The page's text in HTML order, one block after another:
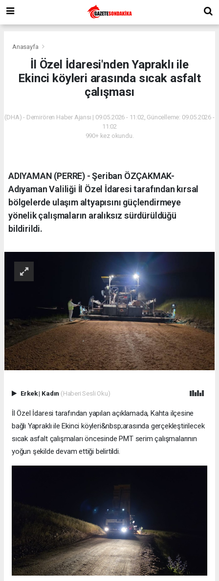
Anasayfa
İl Özel İdaresi'nden Yapraklı ile
Ekinci köyleri arasında sıcak asfalt
çalışması
(DHA) - Demirören Haber Ajansı | 09.05.2026 - 11:02, Güncelleme: 09.05.2026 -
11:02
990+ kez okundu.
ADIYAMAN (PERRE) - Şeriban ÖZÇAKMAK-
Adıyaman Valiliği İl Özel İdaresi tarafından kırsal
bölgelerde ulaşım altyapısını güçlendirmeye
yönelik çalışmaların aralıksız sürdürüldüğü
bildirildi.
Erkek| Kadın (Haberi Sesli Oku)
İl Özel İdaresi tarafından yapılan açıklamada, Kahta ilçesine
bağlı Yapraklı ile Ekinci köyleri&nbsp;arasında gerçekleştirilecek
sıcak asfalt çalışmaları öncesinde PMT serim çalışmalarının
yoğun şekilde devam ettiği belirtildi.